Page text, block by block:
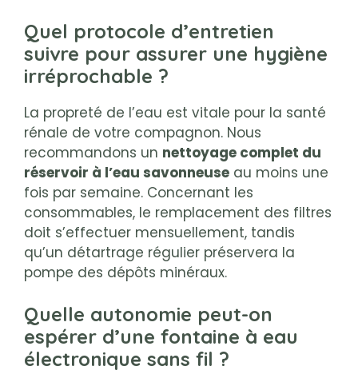
Quel protocole d’entretien
suivre pour assurer une hygiène
irréprochable ?
La propreté de l’eau est vitale pour la santé
rénale de votre compagnon. Nous
recommandons un nettoyage complet du
réservoir à l’eau savonneuse au moins une
fois par semaine. Concernant les
consommables, le remplacement des filtres
doit s’effectuer mensuellement, tandis
qu’un détartrage régulier préservera la
pompe des dépôts minéraux.
Quelle autonomie peut-on
espérer d’une fontaine à eau
électronique sans fil ?